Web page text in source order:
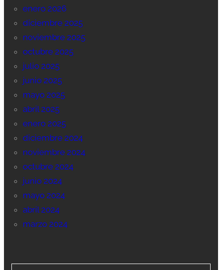
enero 2026
diciembre 2025
noviembre 2025
octubre 2025
julio 2025
junio 2025
mayo 2025
abril 2025
enero 2025
diciembre 2024
noviembre 2024
octubre 2024
junio 2024
mayo 2024
abril 2024
marzo 2024